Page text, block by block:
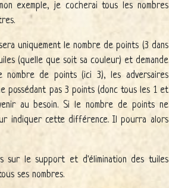
exemple, je cocherai tous les nombres
uniquement le nombre de points (3 dans
(quelle que soit sa couleur) et demande
de points (ici 3), les adversaires
pas 3 points (donc tous les 1 et
au besoin. Si le nombre de points ne
indiquer cette différence. Il pourra alors
sur le support et d'élimination des tuiles
ses nombres.